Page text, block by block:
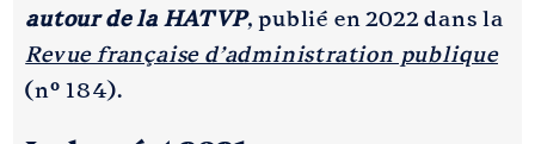
autour de la HATVP, publié en 2022 dans la
Revue française d’administration publique
(n° 184).